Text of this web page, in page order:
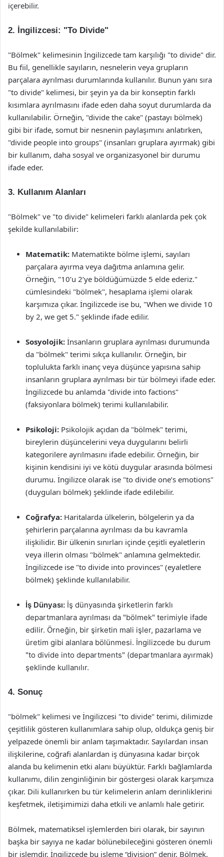
içerebilir.
2. İngilizcesi: "To Divide"
"Bölmek" kelimesinin İngilizcede tam karşılığı "to divide" dir.
Bu fiil, genellikle sayıların, nesnelerin veya grupların
parçalara ayrılması durumlarında kullanılır. Bunun yanı sıra
"to divide" kelimesi, bir şeyin ya da bir konseptin farklı
kısımlara ayrılmasını ifade eden daha soyut durumlarda da
kullanılabilir. Örneğin, "divide the cake" (pastayı bölmek)
gibi bir ifade, somut bir nesnenin paylaşımını anlatırken,
"divide people into groups" (insanları gruplara ayırmak) gibi
bir kullanım, daha sosyal ve organizasyonel bir durumu
ifade eder.
3. Kullanım Alanları
"Bölmek" ve "to divide" kelimeleri farklı alanlarda pek çok
şekilde kullanılabilir:
Matematik: Matematikte bölme işlemi, sayıları
parçalara ayırma veya dağıtma anlamına gelir.
Örneğin, "10’u 2’ye böldüğümüzde 5 elde ederiz."
cümlesindeki "bölmek", hesaplama işlemi olarak
karşımıza çıkar. İngilizcede ise bu, "When we divide 10
by 2, we get 5." şeklinde ifade edilir.
Sosyolojik: İnsanların gruplara ayrılması durumunda
da "bölmek" terimi sıkça kullanılır. Örneğin, bir
toplulukta farklı inanç veya düşünce yapısına sahip
insanların gruplara ayrılması bir tür bölmeyi ifade eder.
İngilizcede bu anlamda "divide into factions"
(faksiyonlara bölmek) terimi kullanılabilir.
Psikoloji: Psikolojik açıdan da "bölmek" terimi,
bireylerin düşüncelerini veya duygularını belirli
kategorilere ayrılmasını ifade edebilir. Örneğin, bir
kişinin kendisini iyi ve kötü duygular arasında bölmesi
durumu. İngilizce olarak ise "to divide one’s emotions"
(duyguları bölmek) şeklinde ifade edilebilir.
Coğrafya: Haritalarda ülkelerin, bölgelerin ya da
şehirlerin parçalarına ayrılması da bu kavramla
ilişkilidir. Bir ülkenin sınırları içinde çeşitli eyaletlerin
veya illerin olması "bölmek" anlamına gelmektedir.
İngilizcede ise "to divide into provinces" (eyaletlere
bölmek) şeklinde kullanılabilir.
İş Dünyası: İş dünyasında şirketlerin farklı
departmanlara ayrılması da "bölmek" terimiyle ifade
edilir. Örneğin, bir şirketin mali işler, pazarlama ve
üretim gibi alanlara bölünmesi. İngilizcede bu durum
"to divide into departments" (departmanlara ayırmak)
şeklinde kullanılır.
4. Sonuç
"bölmek" kelimesi ve İngilizcesi "to divide" terimi, dilimizde
çeşitlilik gösteren kullanımlara sahip olup, oldukça geniş bir
yelpazede önemli bir anlam taşımaktadır. Sayılardan insan
ilişkilerine, coğrafi alanlardan iş dünyasına kadar birçok
alanda bu kelimenin etki alanı büyüktür. Farklı bağlamlarda
kullanımı, dilin zenginliğinin bir göstergesi olarak karşımıza
çıkar. Dili kullanırken bu tür kelimelerin anlam derinliklerini
keşfetmek, iletişimimizi daha etkili ve anlamlı hale getirir.
Bölmek, matematiksel işlemlerden biri olarak, bir sayının
başka bir sayıya ne kadar bölünebileceğini gösteren önemli
bir işlemdir. İngilizcede bu işleme “division” denir. Bölmek,